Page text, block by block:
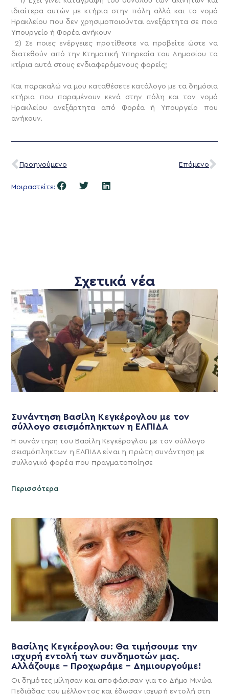
ιδιαίτερα αυτών με κτήρια στην πόλη αλλά και το νομό
Ηρακλείου που δεν χρησιμοποιούνται ανεξάρτητα σε ποιο
Υπουργείο ή Φορέα ανήκουν
2) Σε ποιες ενέργειες προτίθεστε να προβείτε ώστε να
διατεθούν από την Κτηματική Υπηρεσία του Δημοσίου τα
κτίρια αυτά στους ενδιαφερόμενους φορείς;
Και παρακαλώ να μου καταθέσετε κατάλογο με τα δημόσια
κτήρια που παραμένουν κενά στην πόλη και τον νομό
Ηρακλείου ανεξάρτητα από Φορέα ή Υπουργείο που
ανήκουν.
Προηγούμενο Επόμενο
Μοιραστείτε:
Σχετικά νέα
Συνάντηση Βασίλη Κεγκέρογλου με τον
σύλλογο σεισμόπληκτων η ΕΛΠΙΔΑ
Η συνάντηση του Βασίλη Κεγκέρογλου με τον σύλλογο
σεισμόπληκτων η ΕΛΠΙΔΑ είναι η πρώτη συνάντηση με
συλλογικό φορέα που πραγματοποίησε
Περισσότερα
Βασίλης Κεγκέρογλου: Θα τιμήσουμε την
ισχυρή εντολή των συνδημοτών μας.
Αλλάζουμε – Προχωράμε – Δημιουργούμε!
Οι δημότες μίλησαν και αποφάσισαν για το Δήμο Μινώα
Πεδιάδας του μέλλοντος και έδωσαν ισχυρή εντολή στη